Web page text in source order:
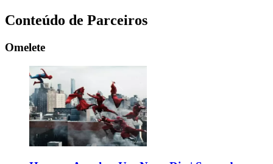
Conteúdo de Parceiros
Omelete